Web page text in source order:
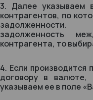
3. Далее указываем
контрагентов, по
задолженность
контрагента, то
4. Если
договору в
указываем ее в поле